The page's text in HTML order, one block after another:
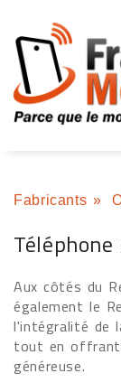
Fabricants »
Aux côtés du
également le
l'intégralité de
tout en offrant
généreuse.